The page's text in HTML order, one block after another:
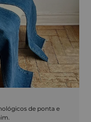
de ponta e